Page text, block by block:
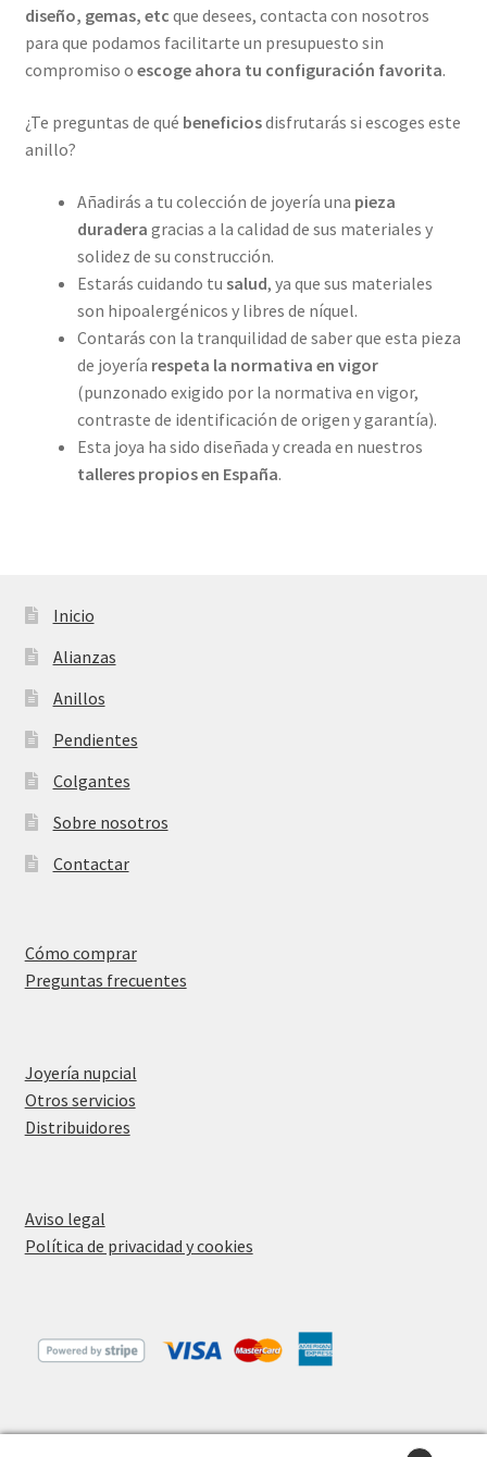
diseño, gemas, etc que desees, contacta con nosotros
para que podamos facilitarte un presupuesto sin
compromiso o escoge ahora tu configuración favorita.
¿Te preguntas de qué beneficiosdisfrutarás si escoges este
anillo?
Añadirás a tu colección de joyería una pieza
duradera gracias a la calidad de sus materiales y
solidez de su construcción.
Estarás cuidando tu salud, ya que sus materiales
son hipoalergénicos y libres de níquel.
Contarás con la tranquilidad de saber que esta pieza
de joyería respeta la normativa en vigor
(punzonado exigido por la normativa en vigor,
contraste de identificación de origen y garantía).
Esta joya ha sido diseñada y creada en nuestros
talleres propiosen España.
Inicio
Alianzas
Anillos
Pendientes
Colgantes
Sobre nosotros
Contactar
Cómo comprar
Preguntas frecuentes
Joyería nupcial
Otros servicios
Distribuidores
Aviso legal
Política de privacidad y cookies